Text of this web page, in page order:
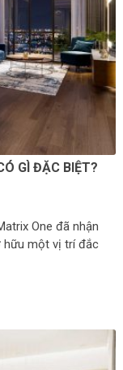
GÌ ĐẶC BIỆT?
One đã nhận
hữu một vị trí đắc